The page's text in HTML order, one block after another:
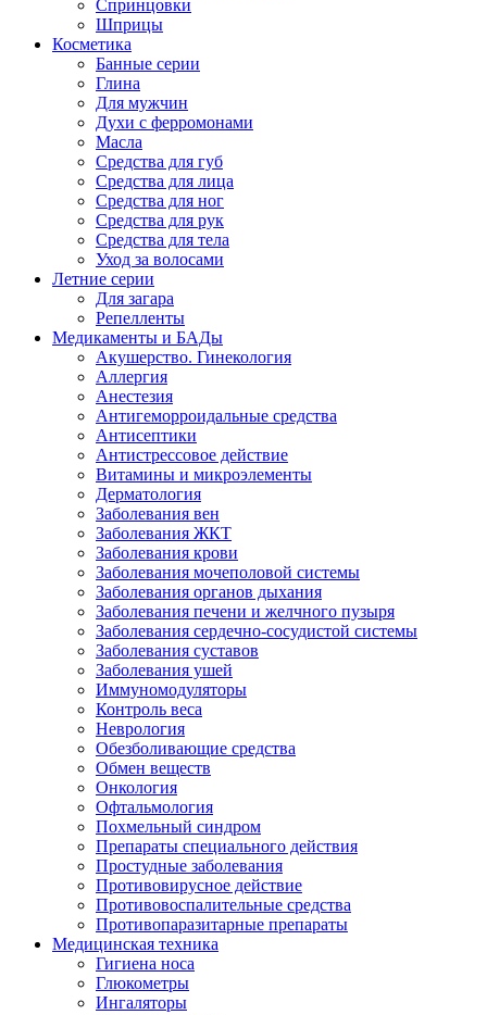
Спринцовки
Шприцы
Косметика
Банные серии
Глина
Для мужчин
Духи с ферромонами
Масла
Средства для губ
Средства для лица
Средства для ног
Средства для рук
Средства для тела
Уход за волосами
Летние серии
Для загара
Репелленты
Медикаменты и БАДы
Акушерство. Гинекология
Аллергия
Анестезия
Антигеморроидальные средства
Антисептики
Антистрессовое действие
Витамины и микроэлементы
Дерматология
Заболевания вен
Заболевания ЖКТ
Заболевания крови
Заболевания мочеполовой системы
Заболевания органов дыхания
Заболевания печени и желчного пузыря
Заболевания сердечно-сосудистой системы
Заболевания суставов
Заболевания ушей
Иммуномодуляторы
Контроль веса
Неврология
Обезболивающие средства
Обмен веществ
Онкология
Офтальмология
Похмельный синдром
Препараты специального действия
Простудные заболевания
Противовирусное действие
Противовоспалительные средства
Противопаразитарные препараты
Медицинская техника
Гигиена носа
Глюкометры
Ингаляторы